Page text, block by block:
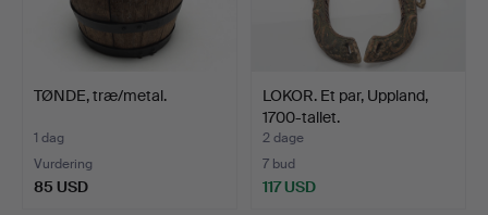
TØNDE, træ/metal.
1 dag
Vurdering
85 USD
LOKOR. Et par, Uppland,
1700-tallet.
2 dage
7 bud
117 USD